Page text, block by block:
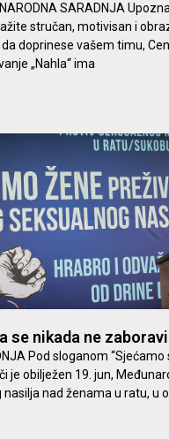
SARADNJA
stručan, motivisan i
doprinese vašem timu,
„Nahla“ ima
se nikada ne
Pod sloganom
je obilježen 19. jun,
nad ženama u ratu, u